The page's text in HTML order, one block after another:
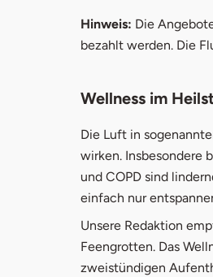
Hinweis: Die
bezahlt werden. Die
Wellness im
Die Luft in
wirken. Insbesondere
und COPD sind
einfach nur
Unsere Redaktion
Feengrotten. Das
zweistündigen